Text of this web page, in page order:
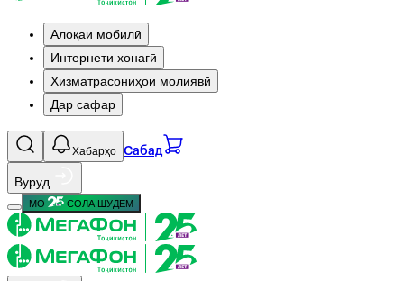
Алоқаи мобилӣ
Интернети хонагӣ
Хизматрасониҳои молиявӣ
Дар сафар
Хабарҳо Сабад
Вуруд
МО СОЛА ШУДЕМ